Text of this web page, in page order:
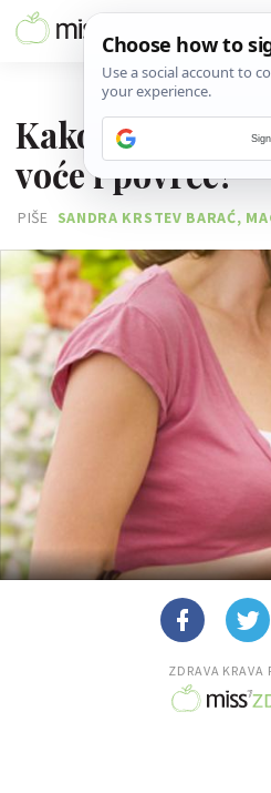
Kako odabrati
voće i povrće?
PIŠE SANDRA KRSTEV BARAĆ,
ZDRAVA KRAVA